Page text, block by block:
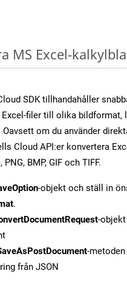
MS Excel-
SDK tillhandahåller
Excel-filer till olika bildformat,
om du använder
Cloud API:er konvertera
BMP, GIF och TIFF.
-objekt och ställ in
.
-
-
från JSON